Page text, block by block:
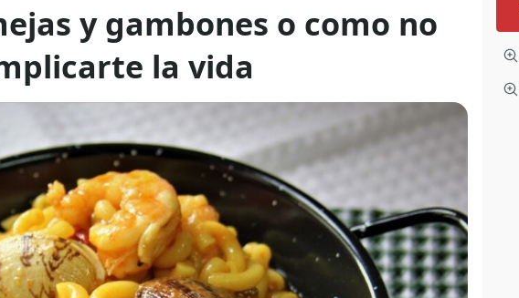
y gambones o como no
la vida